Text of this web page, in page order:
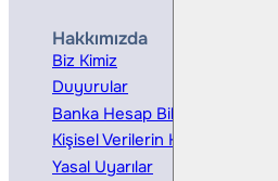
Hakkımızda
Biz Kimiz
Duyurular
Banka Hesap Bilgileri
Kişisel Verilerin Korunması
Yasal Uyarılar